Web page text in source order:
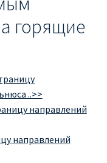
горящие
..>>
направлений
направлений